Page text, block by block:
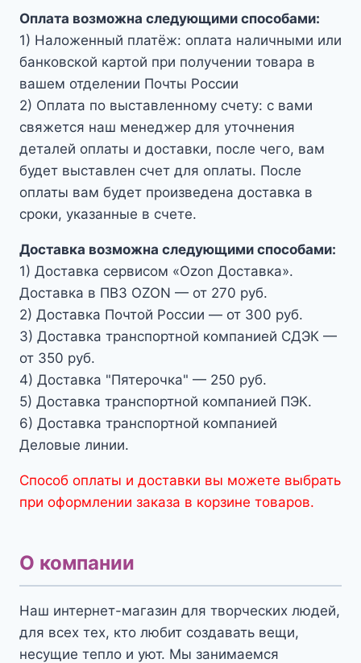
Оплата возможна следующими способами:
1) Наложенный платёж: оплата наличными или
банковской картой при получении товара в
вашем отделении Почты России
2) Оплата по выставленному счету: с вами
свяжется наш менеджер для уточнения
деталей оплаты и доставки, после чего, вам
будет выставлен счет для оплаты. После
оплаты вам будет произведена доставка в
сроки, указанные в счете.
Доставка возможна следующими способами:
1) Доставка сервисом «Ozon Доставка».
Доставка в ПВЗ OZON — от 270 руб.
2) Доставка Почтой России — от 300 руб.
3) Доставка транспортной компанией СДЭК —
от 350 руб.
4) Доставка "Пятерочка" — 250 руб.
5) Доставка транспортной компанией ПЭК.
6) Доставка транспортной компанией
Деловые линии.
Способ оплаты и доставки вы можете выбрать
при оформлении заказа в корзине товаров.
О компании
Наш интернет-магазин для творческих людей,
для всех тех, кто любит создавать вещи,
несущие тепло и уют. Мы занимаемся